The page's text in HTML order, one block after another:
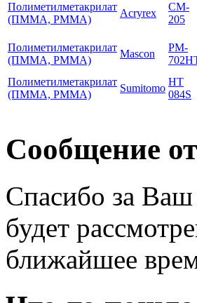
Полиметилметакрилат
(ПММА, PMMA)
Acryrex
CM-
205
Полиметилметакрилат
(ПММА, PMMA)
Mascon
PM-
Полиметилметакрилат
(ПММА, PMMA)
Sumitomo
HT
084S
Сообщение
Спасибо за
будет
ближайшее